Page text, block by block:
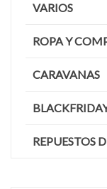
VARIOS
ROPA Y
CARAVANAS
REPUESTOS